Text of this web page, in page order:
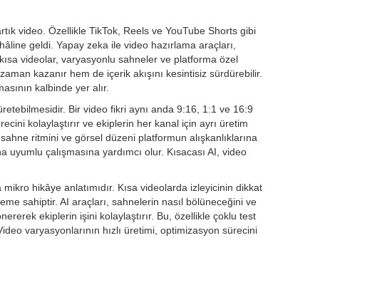
video. Özellikle TikTok, Reels ve YouTube Shorts gibi
geldi. Yapay zeka ile video hazırlama araçları,
videolar, varyasyonlu sahneler ve platforma özel
kazanır hem de içerik akışını kesintisiz sürdürebilir.
kalbinde yer alır.
Bir video fikri aynı anda 9:16, 1:1 ve 16:9
kolaylaştırır ve ekiplerin her kanal için ayrı üretim
ritmini ve görsel düzeni platformun alışkanlıklarına
çalışmasına yardımcı olur. Kısacası AI, video
hikâye anlatımıdır. Kısa videolarda izleyicinin dikkat
sahiptir. AI araçları, sahnelerin nasıl bölüneceğini ve
ekiplerin işini kolaylaştırır. Bu, özellikle çoklu test
varyasyonlarının hızlı üretimi, optimizasyon sürecini